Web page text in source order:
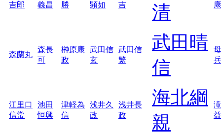
吉郎
義昌
勝
顕如
吉
清
康
森蘭丸
森長
可
榊原康
政
武田信
玄
武田信
繁
武田晴
信
江里口
信常
池田
恒興
津軽為
信
浅井久
政
浅井長
政
海北綱
親
益